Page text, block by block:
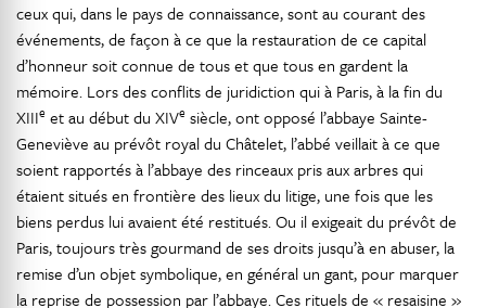
ceux qui, dans le pays de connaissance, sont au courant des
événements, de façon à ce que la restauration de ce capital
d’honneur soit connue de tous et que tous en gardent la
mémoire. Lors des conflits de juridiction qui à Paris, à la fin du
XIIIe et au début du XIVe siècle, ont opposé l’abbaye Sainte-
Geneviève au prévôt royal du Châtelet, l’abbé veillait à ce que
soient rapportés à l’abbaye des rinceaux pris aux arbres qui
étaient situés en frontière des lieux du litige, une fois que les
biens perdus lui avaient été restitués. Ou il exigeait du prévôt de
Paris, toujours très gourmand de ses droits jusqu’à en abuser, la
remise d’un objet symbolique, en général un gant, pour marquer
la reprise de possession par l’abbaye. Ces rituels de « resaisine »